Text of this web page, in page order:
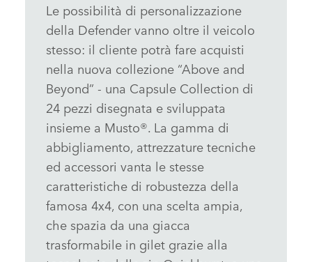
Le possibilità di personalizzazione
della Defender vanno oltre il veicolo
stesso: il cliente potrà fare acquisti
nella nuova collezione “Above and
Beyond” ‑ una Capsule Collection di
24 pezzi disegnata e sviluppata
insieme a Musto®. La gamma di
abbigliamento, attrezzature tecniche
ed accessori vanta le stesse
caratteristiche di robustezza della
famosa 4x4, con una scelta ampia,
che spazia da una giacca
trasformabile in gilet grazie alla